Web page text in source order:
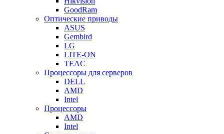
GoodRam
Оптические приводы
ASUS
Gembird
LG
LITE-ON
TEAC
Процессоры для серверов
DELL
AMD
Intel
Процессоры
AMD
Intel